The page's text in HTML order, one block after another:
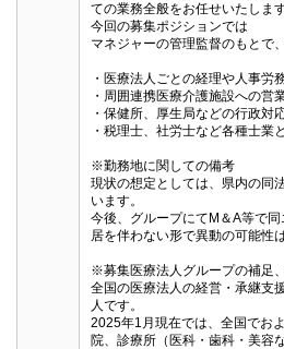
ての業務全般をお任せいたします
今回の募集ポジションでは
マネジャーの管理監督のもとで
・医療法人ごとの経理や人事労
・周囲連携医療介護施設への営
・保健所、厚生局などの行政対
・税理士、社労士など各種士業
※勤務地に関しての備考
現状の想定としては、県内の同
います。
今後、グループにてM＆A等で
居を伴わない形で異動の可能性
※募集医療法人グループの補足
全国の医療法人の経営・承継支
人です。
2025年1月現在では、全国でお
院、診療所（医科・歯科・美容